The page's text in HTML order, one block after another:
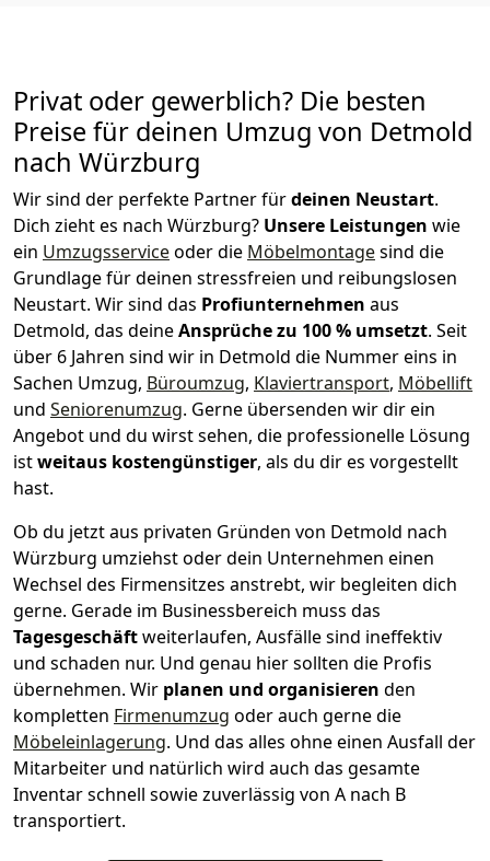
Privat oder gewerblich? Die besten
Preise für deinen Umzug von Detmold
nach Würzburg
Wir sind der perfekte Partner fürdeinen Neustart.
Dich zieht es nach Würzburg? Unsere Leistungen wie
ein Umzugsserviceoder die Möbelmontagesind die
Grundlage für deinen stressfreien und reibungslosen
Neustart. Wir sind das Profiunternehmen aus
Detmold, das deineAnsprüche zu 100 % umsetzt. Seit
über 6 Jahren sind wir in Detmold die Nummer eins in
Sachen Umzug, Büroumzug, Klaviertransport, Möbellift
und Seniorenumzug. Gerne übersenden wir dir ein
Angebot und du wirst sehen, die professionelle Lösung
istweitaus kostengünstiger, als du dir es vorgestellt
hast.
Ob du jetzt aus privaten Gründen von Detmold nach
Würzburg umziehst oder dein Unternehmen einen
Wechsel des Firmensitzes anstrebt, wir begleiten dich
gerne. Gerade im Businessbereich muss das
Tagesgeschäftweiterlaufen, Ausfälle sind ineffektiv
und schaden nur. Und genau hier sollten die Profis
übernehmen. Wir planen und organisieren den
kompletten Firmenumzug oder auch gerne die
Möbeleinlagerung. Und das alles ohne einen Ausfall der
Mitarbeiter und natürlich wird auch das gesamte
Inventar schnell sowie zuverlässig von A nach B
transportiert.